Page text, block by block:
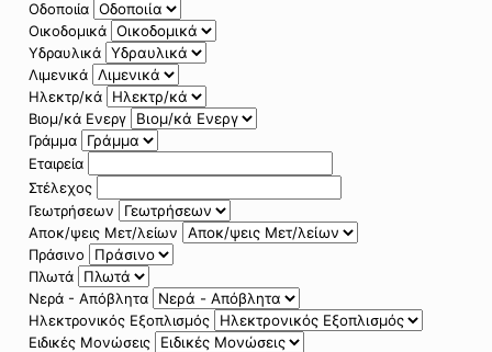
Οδοποιία
Οικοδομικά
Υδραυλικά
Λιμενικά
Ηλεκτρ/κά
Βιομ/κά Ενεργ
Γράμμα
Εταιρεία
Στέλεχος
Γεωτρήσεων
Αποκ/ψεις Μετ/λείων
Πράσινο
Πλωτά
Νερά - Απόβλητα
Ηλεκτρονικός Εξοπλισμός
Ειδικές Μονώσεις